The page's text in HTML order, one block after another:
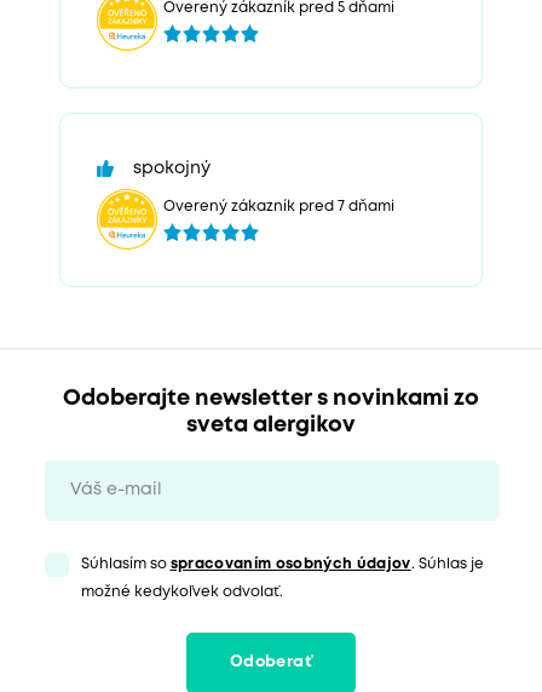
Overený zákazník pred 5 dňami
spokojný
Overený zákazník pred 7 dňami
Odoberajte newsletter s novinkami zo
sveta alergikov
Súhlasím so spracovaním osobných údajov. Súhlas je
možné kedykoľvek odvolať.
Odoberať